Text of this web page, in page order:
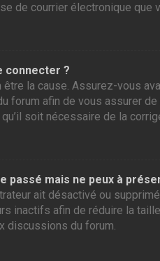
de courrier électronique
connecter ?
la cause. Assurez-vous
forum afin de vous assurer
soit nécessaire de la
passé mais ne peux à
ait désactivé ou
inactifs afin de réduire la
discussions du forum.